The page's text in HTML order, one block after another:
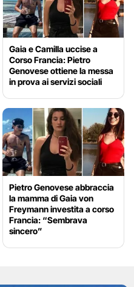
Gaia e Camilla uccise a
Corso Francia: Pietro
Genovese ottiene la messa
in prova ai servizi sociali
Pietro Genovese abbraccia
la mamma di Gaia von
Freymann investita a corso
Francia: “Sembrava
sincero”